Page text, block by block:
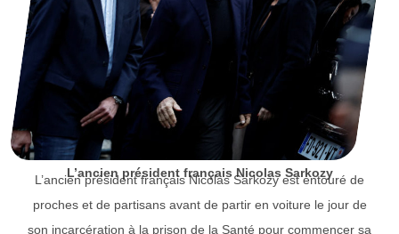
L’ancien président français Nicolas Sarkozy
L’ancien président français Nicolas Sarkozy est entouré de
proches et de partisans avant de partir en voiture le jour de
son incarcération à la prison de la Santé pour commencer sa